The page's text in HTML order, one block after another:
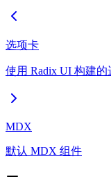
选项卡
使用 Radix UI 构建
MDX
默认 MDX 组件